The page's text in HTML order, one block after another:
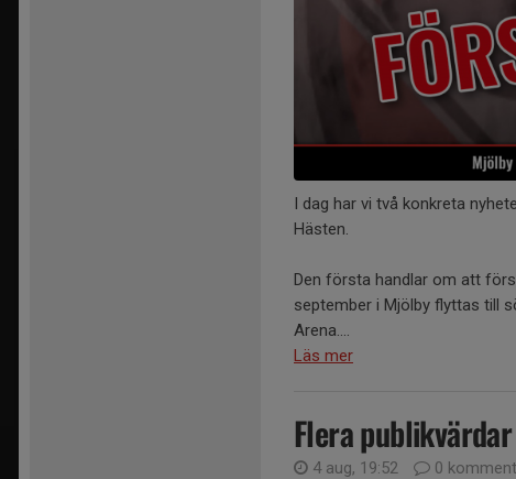
I dag har vi två konkreta
Hästen.
Den första handlar om att
september i Mjölby flyttas till
Arena....
Läs mer
Flera
4 aug, 19:52
0